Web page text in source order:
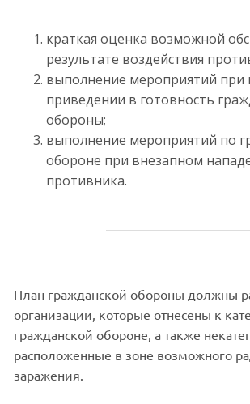
краткая оценка возможной
результате воздействия
выполнение мероприятий
приведении в готовность
обороны;
выполнение мероприятий по
обороне при внезапном
противника.
План гражданской обороны должны
организации, которые отнесены к
гражданской обороне, а также
расположенные в зоне возможного
заражения.